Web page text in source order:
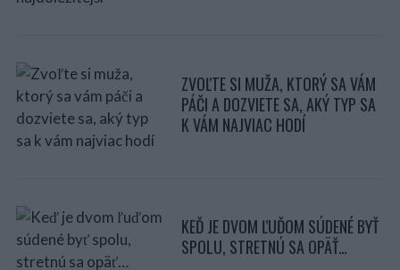
ZVOĽTE SI MUŽA, KTORÝ SA VÁM
PÁČI A DOZVIETE SA, AKÝ TYP SA
K VÁM NAJVIAC HODÍ
KEĎ JE DVOM ĽUĎOM SÚDENÉ BYŤ
SPOLU, STRETNÚ SA OPÄŤ…